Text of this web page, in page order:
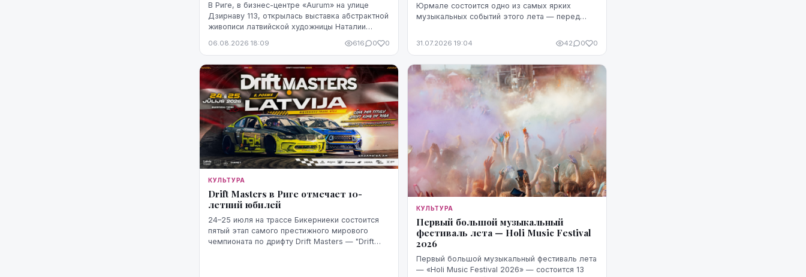
В Риге, в бизнес-центре «Aurum» на улице
Дзирнаву 113, открылась выставка абстрактной
живописи латвийской художницы Наталии
экспозиция работает до 20 августа.
06.08.2026 18:09 616 0 0
Юрмале состоится одно из самых ярких
музыкальных событий этого лета — перед
31.07.2026 19:04 42 0 0
КУЛЬТУРА
Drift Masters в Риге отмечает 10-
летний юбилей
24–25 июля на трассе Бикерниеки состоится
пятый этап самого престижного мирового
чемпионата по дрифту Drift Masters — "Drift
КУЛЬТУРА
Первый большой музыкальный
фестиваль лета — Holi Music Festival
2026
Первый большой музыкальный фестиваль лета
— «Holi Music Festival 2026» — состоится 13